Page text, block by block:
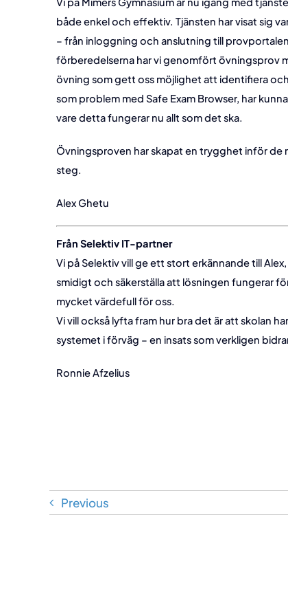
både enkel och effektiv. Tjänsten har visat sig
– från inloggning och anslutning till
förberedelserna har vi genomfört övningsprov
övning som gett oss möjlighet att identifiera
som problem med Safe Exam Browser, har
vare detta fungerar nu allt som det ska.
Övningsproven har skapat en trygghet inför de
steg.
Alex Ghetu
Från Selektiv IT-partner
Vi på Selektiv vill ge ett stort erkännande till
smidigt och säkerställa att lösningen fungerar
mycket värdefull för oss.
Vi vill också lyfta fram hur bra det är att skolan
systemet i förväg – en insats som verkligen
Ronnie Afzelius
Previous